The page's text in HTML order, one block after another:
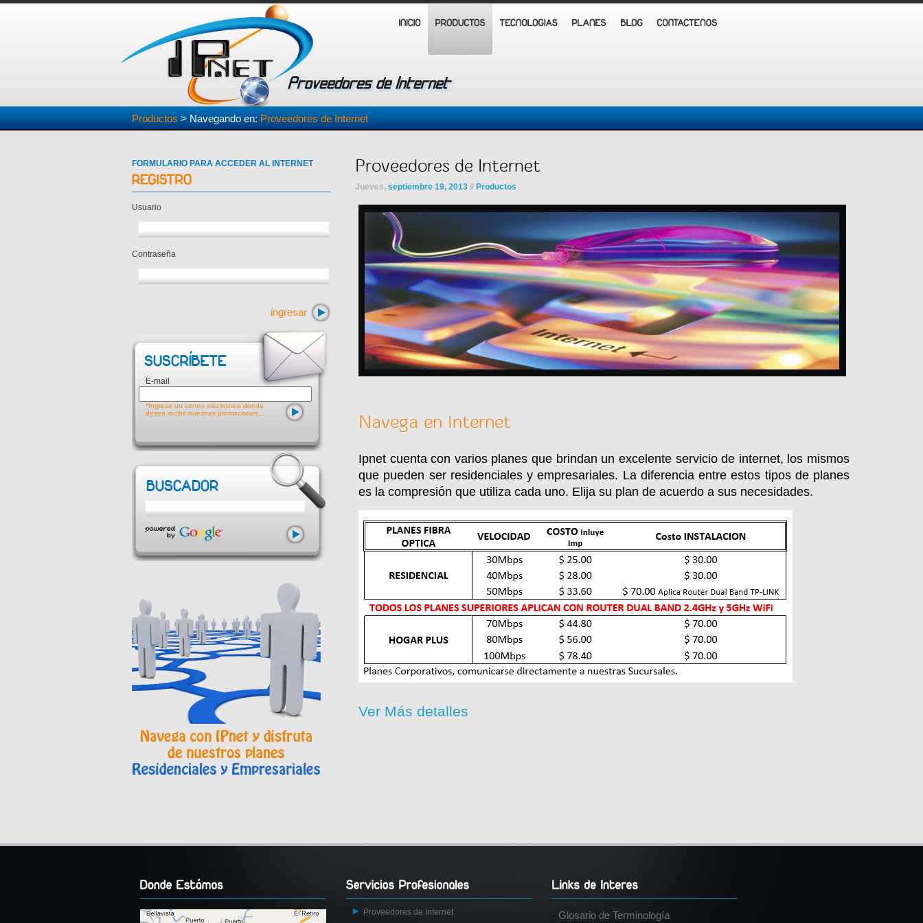
Productos > Navegando en: Proveedores de Internet
Proveedores de Internet
Jueves, septiembre 19, 2013 // Productos
Navega en Internet
Ipnet cuenta con varios planes que brindan un excelente servicio de internet, los mismos
que pueden ser residenciales y empresariales. La diferencia entre estos tipos de planes
es la compresión que utiliza cada uno. Elija su plan de acuerdo a sus necesidades.
Ver Más detalles
FORMULARIO PARA ACCEDER AL INTERNET
Usuario
Contraseña
ingresar
E-mail
*Ingrese un correo eléctronico donde
desea recibir nuestras promociones...
Proveedores de Internet - Glosario de Terminología